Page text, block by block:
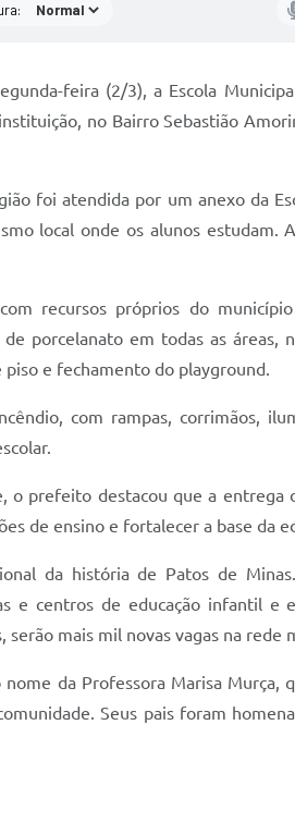
feira (2/3), a Escola
no Bairro Sebastião
foi atendida por um anexo da
local onde os alunos
recursos próprios do
porcelanato em todas as
e fechamento do playground.
com rampas, corrimãos,
o prefeito destacou que a
de ensino e fortalecer a base da
da história de Patos de
e centros de educação infantil
mais mil novas vagas na rede
nome da Professora Marisa
Seus pais foram